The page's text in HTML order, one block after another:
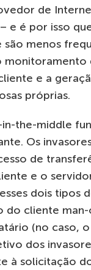
de
e é por isso
são menos
monitoramento
e a
próprias.
the-middle
Os
de
e o
dois tipos
do cliente
(no caso,
dos
à solicitação